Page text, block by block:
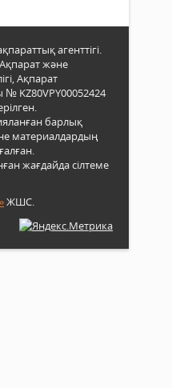
агенттігі.
және
Ақпарат
№ KZ80VPY00052424
барлық
материалдардың
жағдайда сілтеме
ЖШС.